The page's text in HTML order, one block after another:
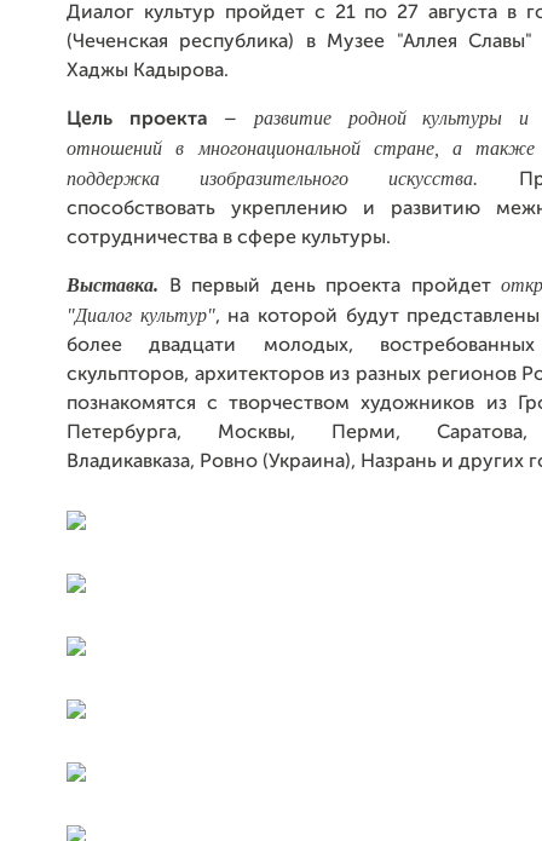
Диалог культур пройдет с 21 по 27 августа в
(Чеченская республика) в Музее "Аллея
Хаджы Кадырова.
Цель проекта –развитие родной культуры и
отношений в многонациональной стране, атакже
поддержка изобразительного искусства.
способствовать укреплению и развитию
сотрудничества в сфере культуры.
Выставка. В первый день проекта пройдет
"Диалог культур", на которой будут
более двадцати молодых,
скульпторов, архитекторов из разных регионов
познакомятся с творчеством художников из
Петербурга, Москвы, Перми, Саратова,
Владикавказа, Ровно (Украина), Назрань и других